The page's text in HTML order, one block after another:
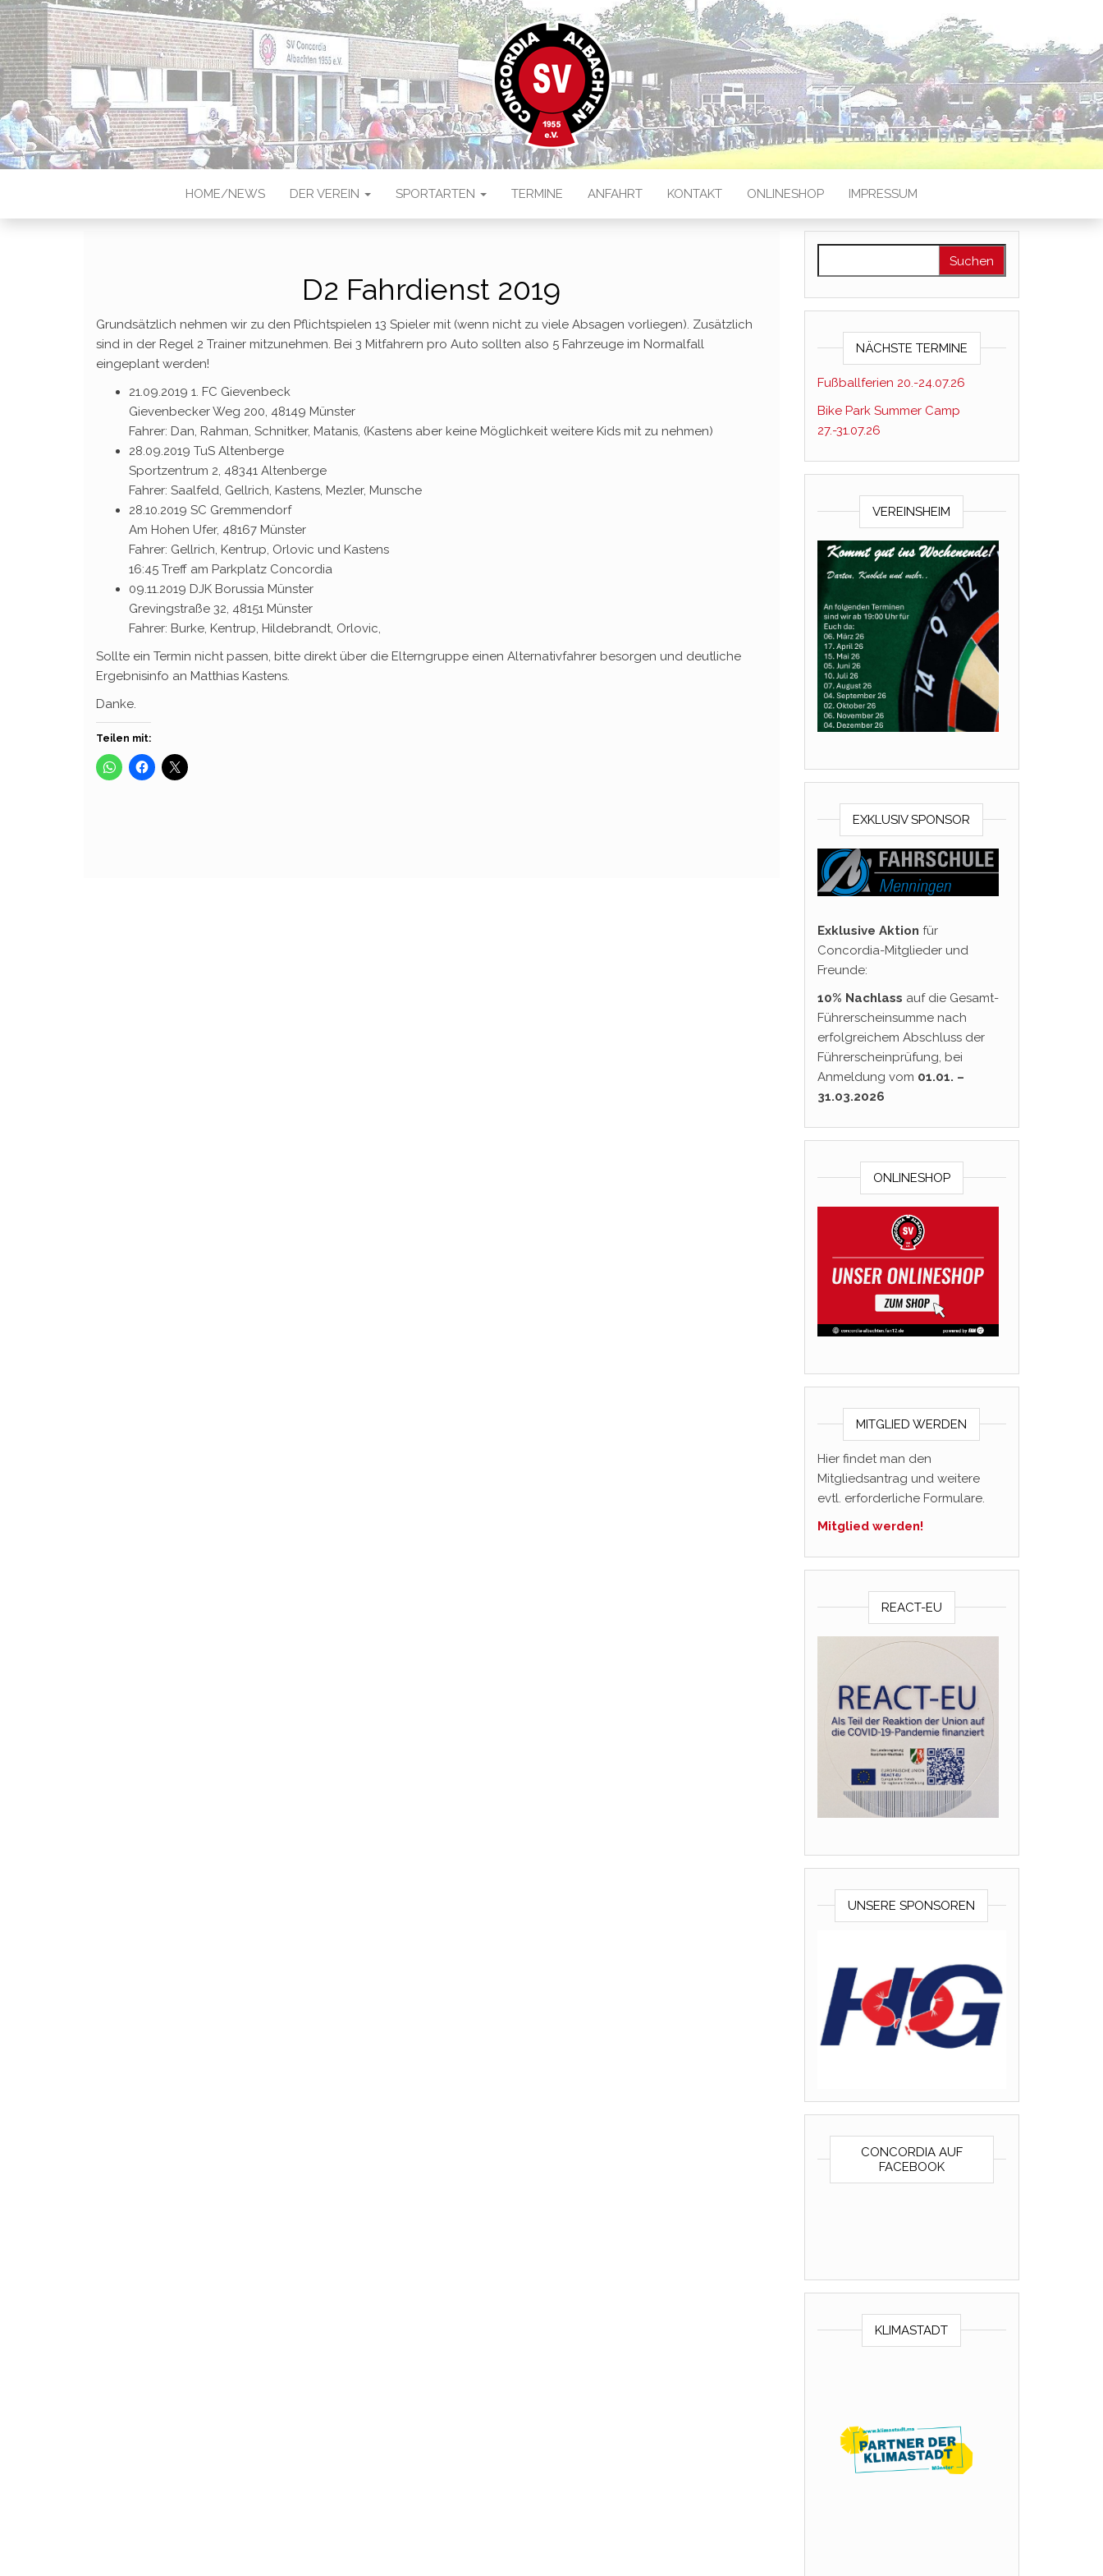
CONCORDIA ALBACHTEN
Sportverein in Münster-Albachten
HOME/NEWS DER VEREIN SPORTARTEN TERMINE ANFAHRT KONTAKT ONLINESHOP IMPRESSUM
D2 Fahrdienst 2019
Grundsätzlich nehmen wir zu den Pflichtspielen 13 Spieler mit (wenn nicht zu viele Absagen vorliegen). Zusätzlich
sind in der Regel 2 Trainer mitzunehmen. Bei 3 Mitfahrern pro Auto sollten also 5 Fahrzeuge im Normalfall
eingeplant werden!
21.09.2019 1. FC Gievenbeck
Gievenbecker Weg 200, 48149 Münster
Fahrer: Dan, Rahman, Schnitker, Matanis, (Kastens aber keine Möglichkeit weitere Kids mit zu nehmen)
28.09.2019 TuS Altenberge
Sportzentrum 2, 48341 Altenberge
Fahrer: Saalfeld, Gellrich, Kastens, Mezler, Munsche
28.10.2019 SC Gremmendorf
Am Hohen Ufer, 48167 Münster
Fahrer: Gellrich, Kentrup, Orlovic und Kastens
16:45 Treff am Parkplatz Concordia
09.11.2019 DJK Borussia Münster
Grevingstraße 32, 48151 Münster
Fahrer: Burke, Kentrup, Hildebrandt, Orlovic,
Sollte ein Termin nicht passen, bitte direkt über die Elterngruppe einen Alternativfahrer besorgen und deutliche
Ergebnisinfo an Matthias Kastens.
Danke.
Teilen mit:
NÄCHSTE TERMINE
Fußballferien 20.-24.07.26
Bike Park Summer Camp
27.-31.07.26
VEREINSHEIM
EXKLUSIV SPONSOR
Exklusive Aktion für
Concordia-Mitglieder und
Freunde:
10% Nachlass auf die Gesamt-
Führerscheinsumme nach
erfolgreichem Abschluss der
Führerscheinprüfung, bei
Anmeldung vom 01.01. –
31.03.2026
ONLINESHOP
MITGLIED WERDEN
Hier findet man den
Mitgliedsantrag und weitere
evtl. erforderliche Formulare.
Mitglied werden!
REACT-EU
UNSERE SPONSOREN
CONCORDIA AUF
FACEBOOK
KLIMASTADT